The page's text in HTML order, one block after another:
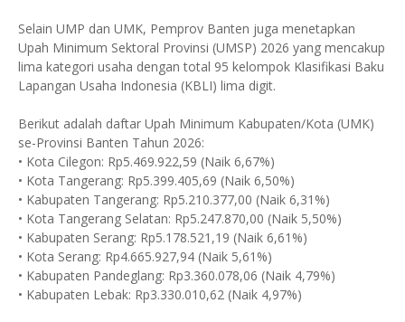
​Selain UMP dan UMK, Pemprov Banten juga menetapkan
Upah Minimum Sektoral Provinsi (UMSP) 2026 yang mencakup
lima kategori usaha dengan total 95 kelompok Klasifikasi Baku
Lapangan Usaha Indonesia (KBLI) lima digit.
​Berikut adalah daftar Upah Minimum Kabupaten/Kota (UMK)
se-Provinsi Banten Tahun 2026:
• ​Kota Cilegon: Rp5.469.922,59 (Naik 6,67%)
• ​Kota Tangerang: Rp5.399.405,69 (Naik 6,50%)
• ​Kabupaten Tangerang: Rp5.210.377,00 (Naik 6,31%)
• ​Kota Tangerang Selatan: Rp5.247.870,00 (Naik 5,50%)
• ​Kabupaten Serang: Rp5.178.521,19 (Naik 6,61%)
• ​Kota Serang: Rp4.665.927,94 (Naik 5,61%)
• ​Kabupaten Pandeglang: Rp3.360.078,06 (Naik 4,79%)
• ​Kabupaten Lebak: Rp3.330.010,62 (Naik 4,97%)